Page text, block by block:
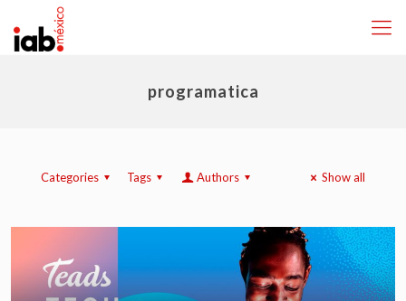
programatica
Categories Tags Authors Show all